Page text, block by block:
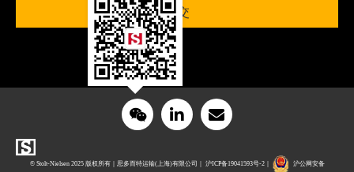
© Stolt-Nielsen 2025 版权所有｜ 思多而特运输(上海)有限公司 沪ICP备19041593号-2｜ 沪公网安备